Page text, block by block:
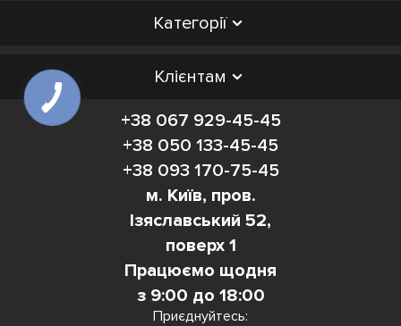
Категорії
Клієнтам
+38 067 929-45-45
+38 050 133-45-45
+38 093 170-75-45
м. Київ, пров.
Ізяславський 52,
поверх 1
Працюємо щодня
з 9:00 до 18:00
Приєднуйтесь: